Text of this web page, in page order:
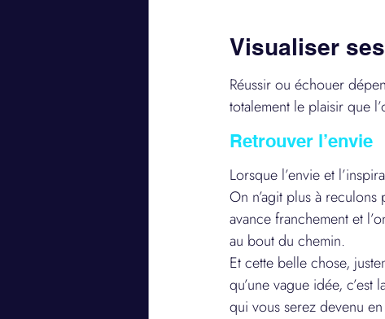
Visualiser
Réussir ou échouer
totalement le plaisir que
Retrouver l’envie
Lorsque l’envie et
On n’agit plus à reculons
avance franchement et
au bout du chemin.
Et cette belle chose,
qu’une vague idée,
qui vous serez devenu